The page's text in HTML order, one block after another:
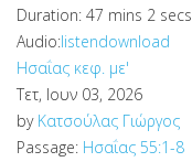
Duration: 47 mins 2 secs
Audio:listendownload
Ησαΐας κεφ. με'
Τετ, Ιουν 03, 2026
by Κατσούλας Γιώργος
Passage: Ησαΐας 55:1-8